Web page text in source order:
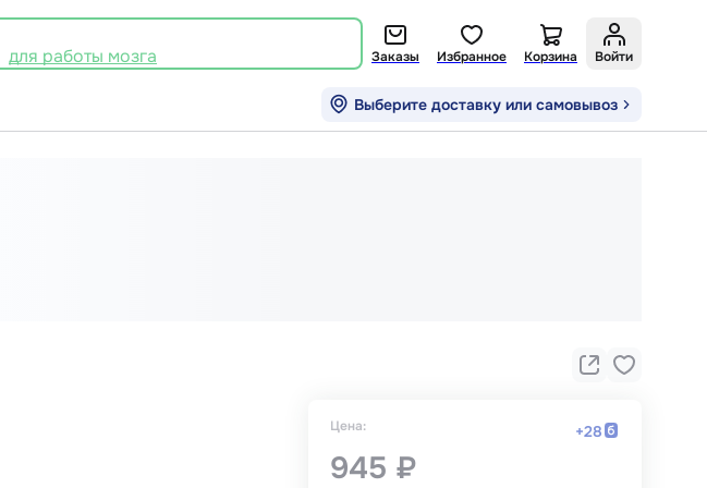
для работы мозга Заказы Избранное Корзина Войти
Выберите доставку или самовывоз
Цена: +28
945 ₽